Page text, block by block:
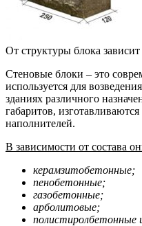
От структуры блока зависит
Стеновые блоки – это
используется для
зданиях различного
габаритов,
наполнителей.
В зависимости от состава
керамзитобетонные;
пенобетонные;
газобетонные;
арболитовые;
полистиролбетонные